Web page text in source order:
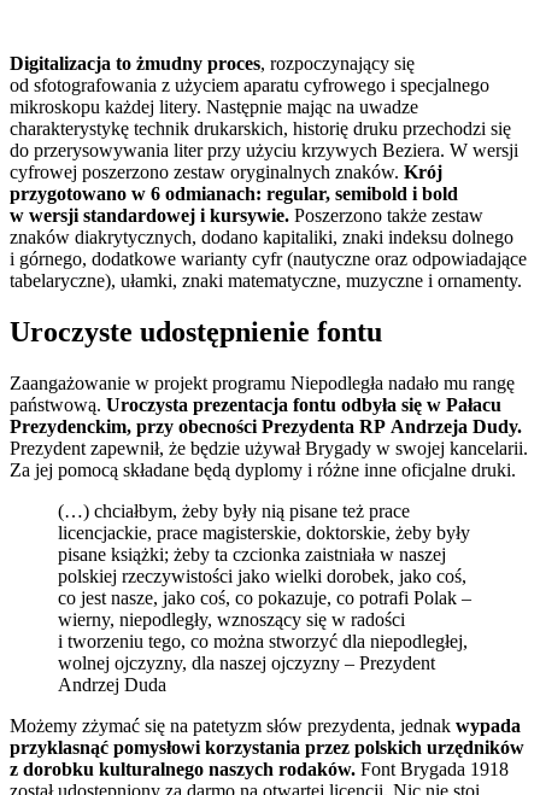
Digitalizacja to żmudny proces, rozpoczynający się
od sfotografowania z użyciem aparatu cyfrowego i specjalnego
mikroskopu każdej litery. Następnie mając na uwadze
charakterystykę technik drukarskich, historię druku przechodzi się
do przerysowywania liter przy użyciu krzywych Beziera. W wersji
cyfrowej poszerzono zestaw oryginalnych znaków. Krój
przygotowano w 6 odmianach: regular, semibold i bold
w wersji standardowej i kursywie. Poszerzono także zestaw
znaków diakrytycznych, dodano kapitaliki, znaki indeksu dolnego
i górnego, dodatkowe warianty cyfr (nautyczne oraz odpowiadające
tabelaryczne), ułamki, znaki matematyczne, muzyczne i ornamenty.
Uroczyste udostępnienie fontu
Zaangażowanie w projekt programu Niepodległa nadało mu rangę
państwową. Uroczysta prezentacja fontu odbyła się w Pałacu
Prezydenckim, przy obecności Prezydenta RP Andrzeja Dudy.
Prezydent zapewnił, że będzie używał Brygady w swojej kancelarii.
Za jej pomocą składane będą dyplomy i różne inne oficjalne druki.
(…) chciałbym, żeby były nią pisane też prace
licencjackie, prace magisterskie, doktorskie, żeby były
pisane książki; żeby ta czcionka zaistniała w naszej
polskiej rzeczywistości jako wielki dorobek, jako coś,
co jest nasze, jako coś, co pokazuje, co potrafi Polak –
wierny, niepodległy, wznoszący się w radości
i tworzeniu tego, co można stworzyć dla niepodległej,
wolnej ojczyzny, dla naszej ojczyzny – Prezydent
Andrzej Duda
Możemy zżymać się na patetyzm słów prezydenta, jednak wypada
przyklasnąć pomysłowi korzystania przez polskich urzędników
z dorobku kulturalnego naszych rodaków. Font Brygada 1918
został udostępniony za darmo na otwartej licencji. Nic nie stoi